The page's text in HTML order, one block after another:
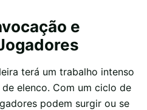
e
terá um trabalho intenso
elenco. Com um ciclo de
podem surgir ou se